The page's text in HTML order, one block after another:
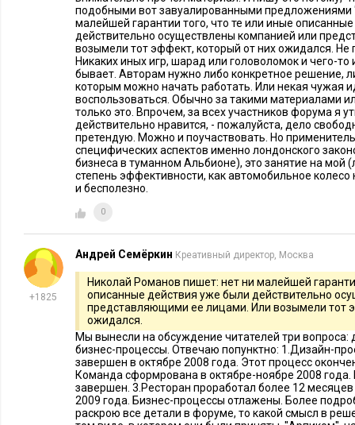
– русские, американцы, итальянцы, японцы и израильтяне.
:У вас есть программы повышения лояльности?
Главная система поощрения клиентов – то, что их
очень важно для посетителя. Мы ведем базу данных, где
была беременная жена, у кого сын поступал в колледж, у
И люди расцветают, когда их спрашивают о семейных
Наличие или отсутствие карточки не заставит человека
:Назовите, пожалуйста, главных конкурентов в
выходцами из Аргентины. Они открыли ресторан в
сильный конкурент ресторан Maze Grill
принадлежит известному лондонскому ресторатору
телепрограммах, публикуется в журналах. Maze Grill
нас. Есть также известный ресторанHixOysterandChop
критики сравнивали нас с Hawksmoor– это не столько
не только стейки, но и коктейли, бар, музыка. Честно
оказаться в такой компании, потому что все эти бренды
например, в «Золотую сотню ресторанов Англии». Это –
подобными вот завуалированными предложениями
малейшей гарантии того, что те или иные
действительно осуществлены компанией или
возымели тот эффект, который от них ожидался. Не
Никаких иных игр, шарад или головоломок и чего-
бывает. Авторам нужно либо конкретное решение,
которым можно начать работать. Или некая чужая
воспользоваться. Обычно за такими материалами
только это. Впрочем, за всех участников форума я
действительно нравится, - пожалуйста, дело
претендую. Можно и поучаствовать. Но
специфических аспектов именно лондонского
бизнеса в туманном Альбионе), это занятие на мой
степень эффективности, как автомобильное колесо
и бесполезно.
0
+1825
Андрей Семёркин Креативный директор, Москва
Николай Романов пишет: нет ни малейшей
описанные действия уже были действительно
представляющими ее лицами. Или возымели тот
ожидался.
Мы вынесли на обсуждение читателей три вопроса:
бизнес-процессы. Отвечаю попунктно: 1.Дизайн-
завершен в октябре 2008 года. Этот процесс
Команда сформрована в октябре-ноябре 2008
завершен. 3.Ресторан проработал более 12
2009 года. Бизнес-процессы отлажены. Более
раскрою все детали в форуме, то какой смысл в